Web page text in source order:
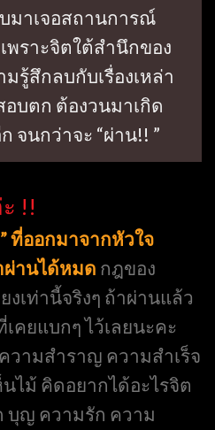
มาเจอสถานการณ์
พราะจิตใต้สำนึกของ
รู้สึกลบกับเรื่องเหล่า
บตก ต้องวนมาเกิด
จนกว่าจะ “ผ่าน!! ”
!!
ที่ออกมาจากหัวใจ
านได้หมด กฎของ
งเท่านี้จริงๆ ถ้าผ่านแล้ว
คยแบกๆ ไว้เลยนะคะ
ามสำราญ ความสำเร็จ
ไม้ คิดอยากได้อะไรจิต
บุญ ความรัก ความ